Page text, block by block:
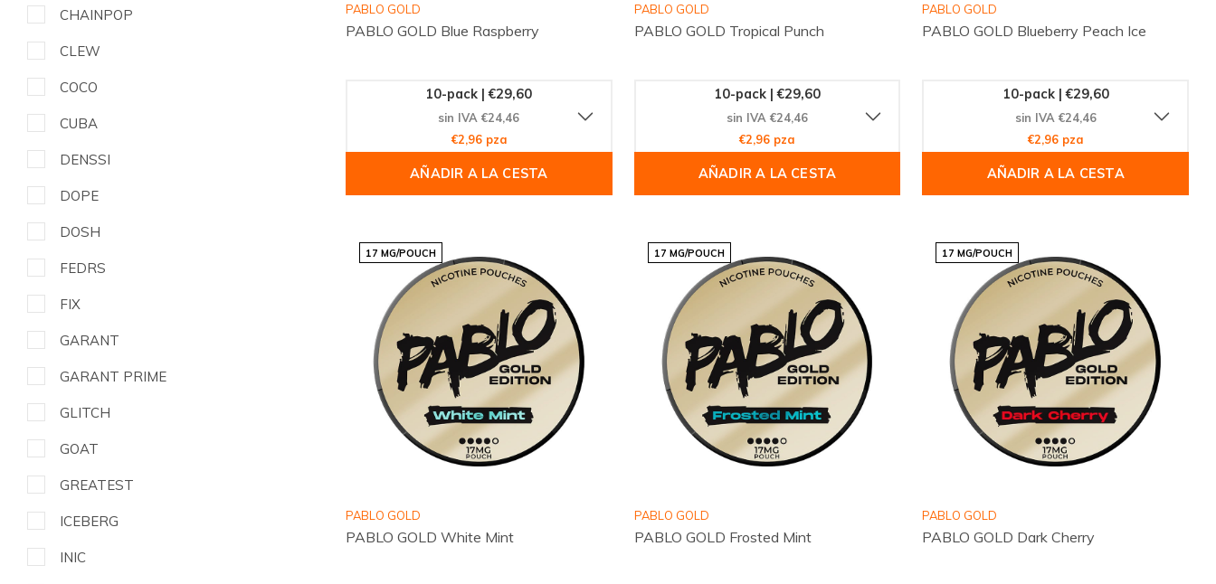
CHAINPOP
CLEW
COCO
CUBA
DENSSI
DOPE
DOSH
FEDRS
FIX
GARANT
GARANT PRIME
GLITCH
GOAT
GREATEST
ICEBERG
INIC
PABLO GOLD
PABLO GOLD Blue Raspberry
10-pack | €29,60
sin IVA €24,46
€2,96 pza
AÑADIR A LA CESTA
PABLO GOLD
PABLO GOLD Tropical Punch
10-pack | €29,60
sin IVA €24,46
€2,96 pza
AÑADIR A LA CESTA
PABLO GOLD
PABLO GOLD Blueberry Peach Ice
10-pack | €29,60
sin IVA €24,46
€2,96 pza
AÑADIR A LA CESTA
17 MG/POUCH
PABLO GOLD
PABLO GOLD White Mint
17 MG/POUCH
PABLO GOLD
PABLO GOLD Frosted Mint
17 MG/POUCH
PABLO GOLD
PABLO GOLD Dark Cherry